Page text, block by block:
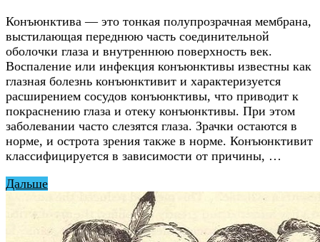
Конъюнктива — это тонкая полупрозрачная мембрана,
выстилающая переднюю часть соединительной
оболочки глаза и внутреннюю поверхность век.
Воспаление или инфекция конъюнктивы известны как
глазная болезнь конъюнктивит и характеризуется
расширением сосудов конъюнктивы, что приводит к
покраснению глаза и отеку конъюнктивы. При этом
заболевании часто слезятся глаза. Зрачки остаются в
норме, и острота зрения также в норме. Конъюнктивит
классифицируется в зависимости от причины, …
Дальше